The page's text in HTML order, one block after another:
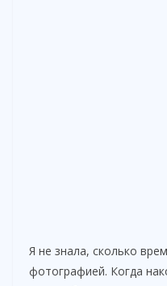
Я не знала, сколько
фотографией. Когда